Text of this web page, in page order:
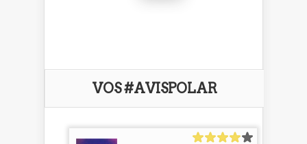
VOS #AVISPOLAR